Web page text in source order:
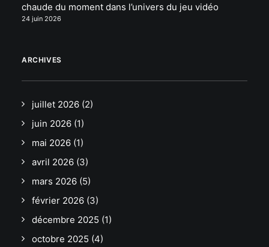
chaude du moment dans l’univers du jeu vidéo
24 juin 2026
ARCHIVES
juillet 2026 (2)
juin 2026 (1)
mai 2026 (1)
avril 2026 (3)
mars 2026 (5)
février 2026 (3)
décembre 2025 (1)
octobre 2025 (4)